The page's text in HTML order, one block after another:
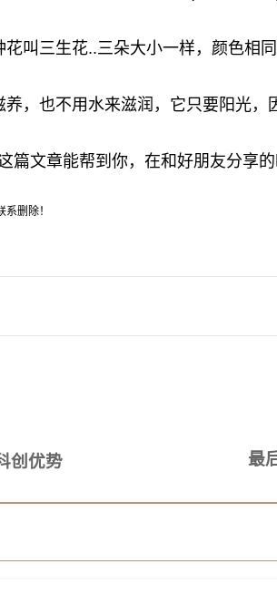
叫三生花..三朵大小一样，颜色相同
，也不用水来滋润，它只要阳光，
篇文章能帮到你，在和好朋友分享
删除！
创优势 最